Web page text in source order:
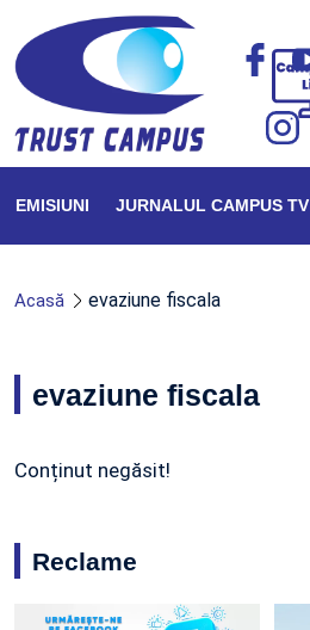
EMISIUNI JURNALUL CAMPUS TV
Acasă evaziune fiscala
evaziune fiscala
Conținut negăsit!
Reclame